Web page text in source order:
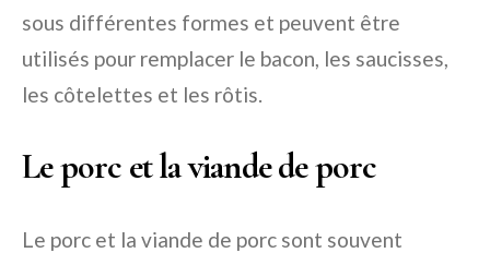
sous différentes formes et peuvent être
utilisés pour remplacer le bacon, les saucisses,
les côtelettes et les rôtis.
Le porc et la viande de porc
Le porc et la viande de porc sont souvent